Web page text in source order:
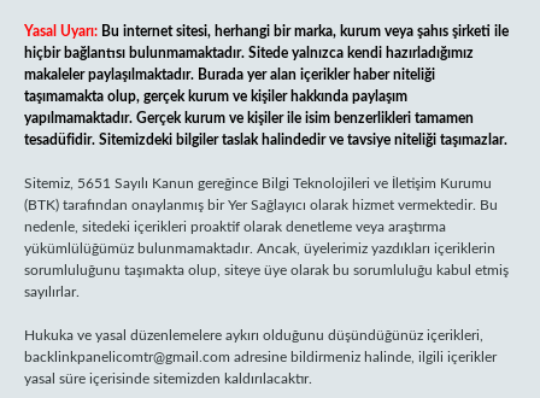
Yasal Uyarı: Bu internet sitesi, herhangi bir marka, kurum veya şahıs şirketi ile
hiçbir bağlantısı bulunmamaktadır. Sitede yalnızca kendi hazırladığımız
makaleler paylaşılmaktadır. Burada yer alan içerikler haber niteliği
taşımamakta olup, gerçek kurum ve kişiler hakkında paylaşım
yapılmamaktadır. Gerçek kurum ve kişiler ile isim benzerlikleri tamamen
tesadüfidir. Sitemizdeki bilgiler taslak halindedir ve tavsiye niteliği taşımazlar.
Sitemiz, 5651 Sayılı Kanun gereğince Bilgi Teknolojileri ve İletişim Kurumu
(BTK) tarafından onaylanmış bir Yer Sağlayıcı olarak hizmet vermektedir. Bu
nedenle, sitedeki içerikleri proaktif olarak denetleme veya araştırma
yükümlülüğümüz bulunmamaktadır. Ancak, üyelerimiz yazdıkları içeriklerin
sorumluluğunu taşımakta olup, siteye üye olarak bu sorumluluğu kabul etmiş
sayılırlar.
Hukuka ve yasal düzenlemelere aykırı olduğunu düşündüğünüz içerikleri,
backlinkpanelicomtr@gmail.com adresine bildirmeniz halinde, ilgili içerikler
yasal süre içerisinde sitemizden kaldırılacaktır.